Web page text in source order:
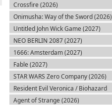
Crossfire (2026)
Onimusha: Way of the Sword (2026)
Untitled John Wick Game (2027)
NEO BERLIN 2087 (2027)
1666: Amsterdam (2027)
Fable (2027)
STAR WARS Zero Company (2026)
Resident Evil Veronica / Biohazard
RE: Veronica (2027)
Agent of Strange (2026)